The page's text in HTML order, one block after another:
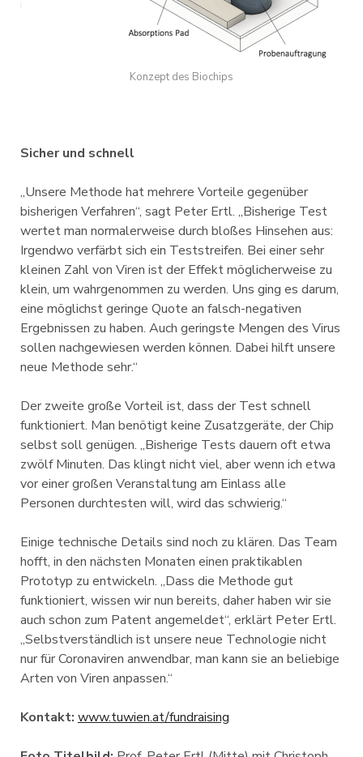
Konzept des Biochips
Sicher und schnell
„Unsere Methode hat mehrere Vorteile gegenüber
bisherigen Verfahren“, sagt Peter Ertl. „Bisherige Test
wertet man normalerweise durch bloßes Hinsehen aus:
Irgendwo verfärbt sich ein Teststreifen. Bei einer sehr
kleinen Zahl von Viren ist der Effekt möglicherweise zu
klein, um wahrgenommen zu werden. Uns ging es darum,
eine möglichst geringe Quote an falsch-negativen
Ergebnissen zu haben. Auch geringste Mengen des Virus
sollen nachgewiesen werden können. Dabei hilft unsere
neue Methode sehr.“
Der zweite große Vorteil ist, dass der Test schnell
funktioniert. Man benötigt keine Zusatzgeräte, der Chip
selbst soll genügen. „Bisherige Tests dauern oft etwa
zwölf Minuten. Das klingt nicht viel, aber wenn ich etwa
vor einer großen Veranstaltung am Einlass alle
Personen durchtesten will, wird das schwierig.“
Einige technische Details sind noch zu klären. Das Team
hofft, in den nächsten Monaten einen praktikablen
Prototyp zu entwickeln. „Dass die Methode gut
funktioniert, wissen wir nun bereits, daher haben wir sie
auch schon zum Patent angemeldet“, erklärt Peter Ertl.
„Selbstverständlich ist unsere neue Technologie nicht
nur für Coronaviren anwendbar, man kann sie an beliebige
Arten von Viren anpassen.“
Kontakt: www.tuwien.at/fundraising